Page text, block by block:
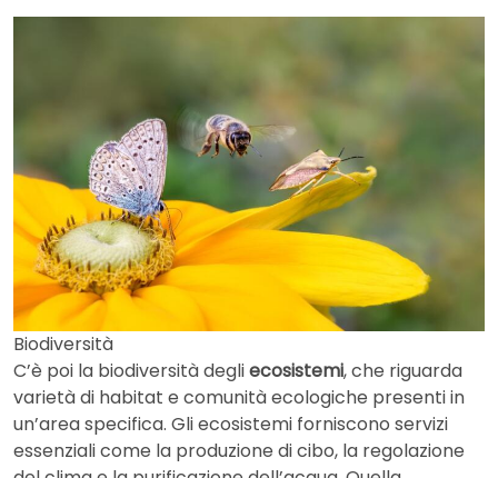
Biodiversità
C’è poi la biodiversità degliecosistemi, che riguarda
varietà di habitat e comunità ecologiche presenti in
un’area specifica. Gli ecosistemi forniscono servizi
essenziali come la produzione di cibo, la regolazione